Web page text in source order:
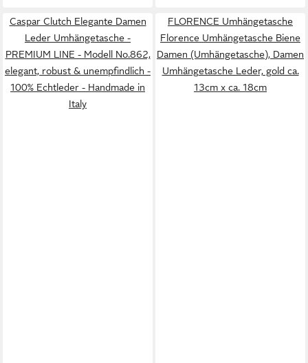
Caspar Clutch Elegante Damen
Leder Umhängetasche -
PREMIUM LINE - Modell No.862,
elegant, robust & unempfindlich -
100% Echtleder - Handmade in
Italy
FLORENCE Umhängetasche
Florence Umhängetasche Biene
Damen (Umhängetasche), Damen
Umhängetasche Leder, gold ca.
13cm x ca. 18cm